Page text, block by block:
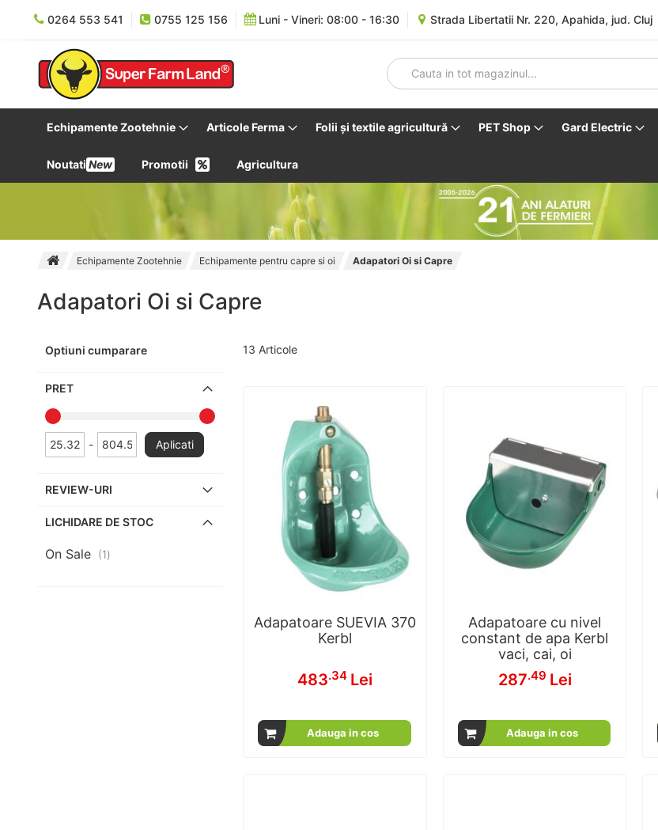
0264 553 541 0755 125 156 Luni - Vineri: 08:00 - 16:30 Strada Libertatii Nr. 220, Apahida, jud. Cluj
Echipamente Zootehnie Articole Ferma Folii și textile agricultură PET Shop Gard Electric
Noutati New Promotii Agricultura
Echipamente Zootehnie Echipamente pentru capre si oi Adapatori Oi si Capre
Adapatori Oi si Capre
13 Articole
Adapatoare SUEVIA 370
Kerbl
483.34 Lei
Adauga in cos
Adapatoare cu nivel
constant de apa Kerbl
vaci, cai, oi
287.49 Lei
Adauga in cos
Optiuni cumparare
PRET
- Aplicati
REVIEW-URI
LICHIDARE DE STOC
On Sale 1articol